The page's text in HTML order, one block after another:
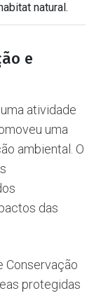
natural.
e
atividade
uma
ambiental. O
das
Conservação
protegidas